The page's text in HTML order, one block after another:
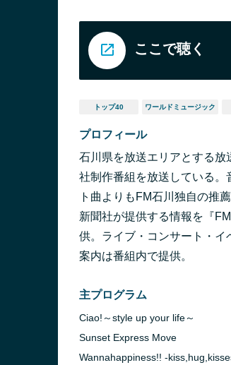
ここで聴く
トップ40 ワールドミュージック
プロフィール
石川県を放送エリアとする
社制作番組を放送している。
ト曲よりもFM石川独自の推
新聞社が提供する情報を『
供。ライブ・コンサート・
案内は番組内で提供。
主プログラム
Ciao!～style up your life～
Sunset Express Move
Wannahappiness!! -